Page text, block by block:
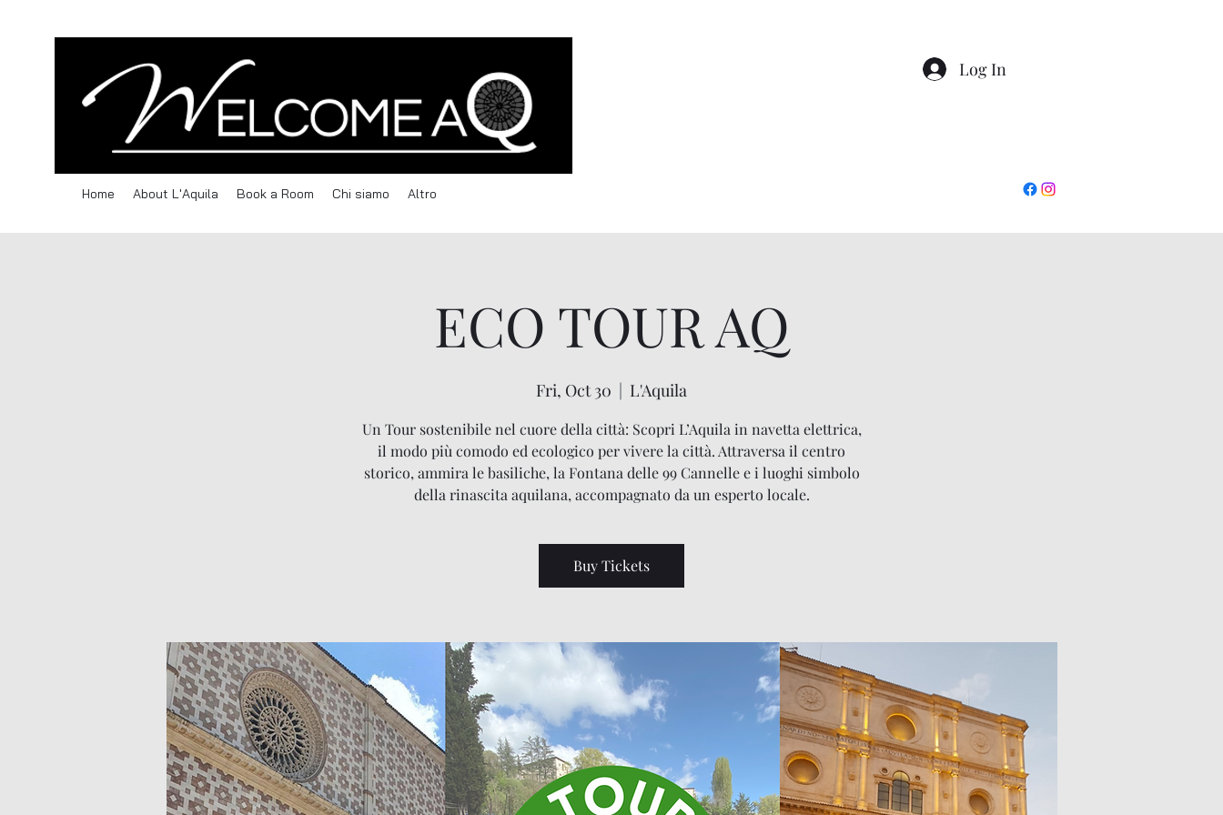
Home About L'Aquila Book a Room Chi siamo Altro
Log In
ECO TOUR AQ
Fri, Oct 30
  |
L'Aquila
Un Tour sostenibile nel cuore della città: Scopri L’Aquila in navetta elettrica,
il modo più comodo ed ecologico per vivere la città. Attraversa il centro
storico, ammira le basiliche, la Fontana delle 99 Cannelle e i luoghi simbolo
della rinascita aquilana, accompagnato da un esperto locale.
Buy Tickets